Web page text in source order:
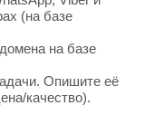
(на базе
на базе
Опишите её
качество).